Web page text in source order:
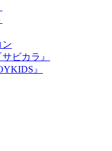
ン
ビカラ』
』